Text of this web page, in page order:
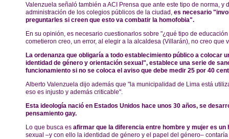
Valenzuela señaló también a ACI Prensa que ante este tipo de norma,
administración de los colegios públicos de la ciudad, es necesario
preguntarles si creen que esto va combatir la homofobia".
En su opinión, es necesario cuestionarlos sobre "¿qué tipo de
cometieron creo, un error, al elegir a la alcaldesa (Villarán), no creo que
La ordenanza que obligaría a todo establecimiento público a colocar
identidad de género y orientación sexual", establece una serie de
funcionamiento si no se coloca el aviso que debe medir 25 por 40
Alberto Valenzuela dijo además que "la municipalidad de Lima está
eso es injusto y además criticable".
Esta ideología nació en Estados Unidos hace unos 30 años, se
pensamiento gay.
Lo que busca es afirmar que la diferencia entre hombre y mujer es un
sexual –y con ello la identidad de género y el papel del género–